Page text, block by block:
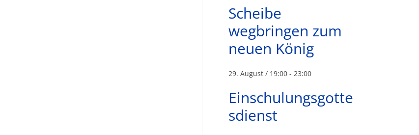
Scheibe
wegbringen zum
neuen König
29. August / 19:00 - 23:00
Einschulungsgotte
sdienst